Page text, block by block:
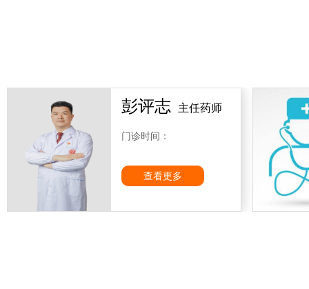
彭评志 主任药师
门诊时间：
查看更多